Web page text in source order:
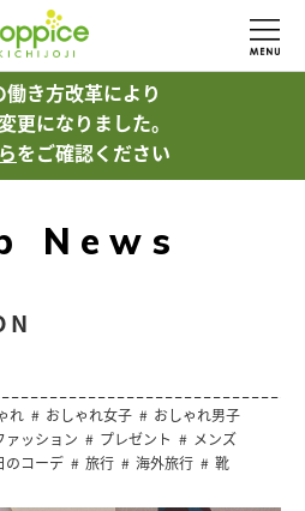
き方改革により
更になりました。
をご確認ください
News
れ おしゃれ女子
おしゃれ男子
ァッション プレゼント
メンズ
のコーデ 旅行 海外旅行 靴